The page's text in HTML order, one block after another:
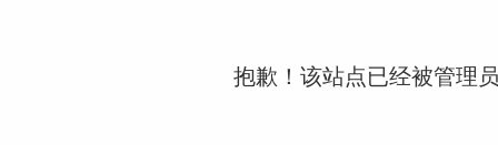
抱歉！该站点已经被管理